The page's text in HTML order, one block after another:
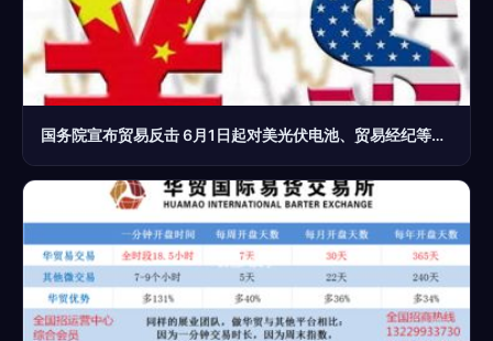
国务院宣布贸易反击 6月1日起对美光伏电池、贸易经纪等商品加征25%关税